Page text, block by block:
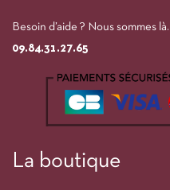
Besoin d’aide ? Nous sommes là.
09.84.31.27.65
La boutique